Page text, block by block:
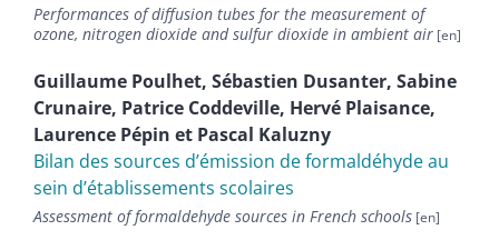
Performances of diffusion tubes for the measurement of
ozone, nitrogen dioxide and sulfur dioxide in ambient air
Guillaume Poulhet, Sébastien Dusanter, Sabine
Crunaire, Patrice Coddeville, Hervé Plaisance,
Laurence Pépin et Pascal Kaluzny
Bilan des sources d’émission de formaldéhyde au
sein d’établissements scolaires
Assessment of formaldehyde sources in French schools